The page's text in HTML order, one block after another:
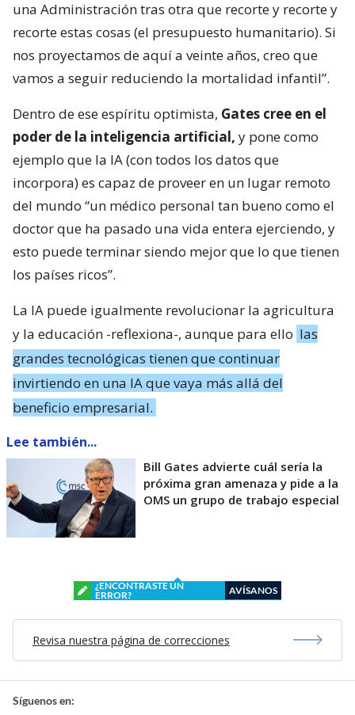
una Administración tras otra que recorte y recorte y
recorte estas cosas (el presupuesto humanitario). Si
nos proyectamos de aquí a veinte años, creo que
vamos a seguir reduciendo la mortalidad infantil”.
Dentro de ese espíritu optimista, Gates cree en el
poder de la inteligencia artificial, y pone como
ejemplo que la IA (con todos los datos que
incorpora) es capaz de proveer en un lugar remoto
del mundo “un médico personal tan bueno como el
doctor que ha pasado una vida entera ejerciendo, y
esto puede terminar siendo mejor que lo que tienen
los países ricos”.
La IA puede igualmente revolucionar la agricultura
y la educación -reflexiona-, aunque para ello las
grandes tecnológicas tienen que continuar
invirtiendo en una IA que vaya más allá del
beneficio empresarial.
Lee también...
Bill Gates advierte cuál sería la
próxima gran amenaza y pide a la
OMS un grupo de trabajo especial
¿ENCONTRASTE UN
ERROR?
AVÍSANOS
Revisa nuestra página de correcciones
Síguenos en: